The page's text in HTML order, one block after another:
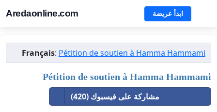
Aredaonline.com ابدأ عريضة
Français: Pétition de soutien à Hamma Hammami
Pétition de soutien à Hamma Hammami
مشاركة على فيسبوك (420)